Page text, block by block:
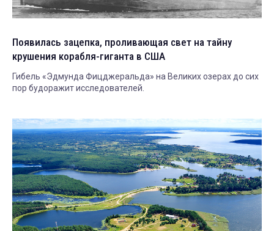
Появилась зацепка, проливающая свет на тайну
крушения корабля-гиганта в США
Гибель «Эдмунда Фицджеральда» на Великих озерах до сих
пор будоражит исследователей.